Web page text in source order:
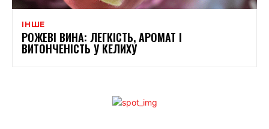
ІНШЕ
РОЖЕВІ ВИНА: ЛЕГКІСТЬ, АРОМАТ І
ВИТОНЧЕНІСТЬ У КЕЛИХУ